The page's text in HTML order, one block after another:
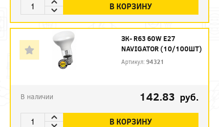
В КОРЗИНУ
ЗК- R63 60W E27
NAVIGATOR (10/100ШТ)
Артикул:94321
В наличии 142.83 руб.
В КОРЗИНУ